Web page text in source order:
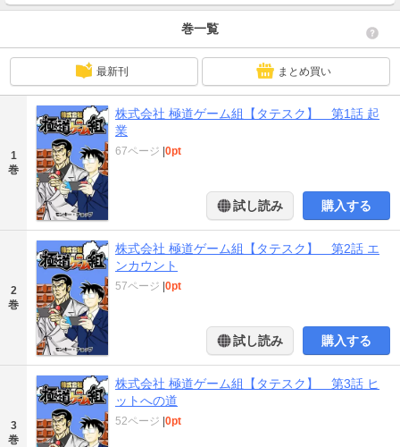
巻一覧
最新刊 まとめ買い
1
巻
株式会社 極道ゲーム組【タテスク】 第1話 起
業
67ページ |0pt
試し読み 購入する
2
巻
株式会社 極道ゲーム組【タテスク】 第2話 エ
ンカウント
57ページ |0pt
試し読み 購入する
3
巻
株式会社 極道ゲーム組【タテスク】 第3話 ヒ
ットへの道
52ページ |0pt